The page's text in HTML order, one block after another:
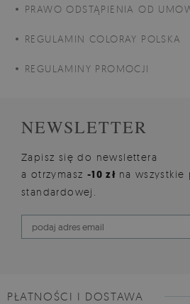
PRAWO ODSTĄPIENIA OD
REGULAMIN COLORAY POLSKA
REGULAMINY PROMOCJI
NEWSLETTER
Zapisz się do newslettera
a otrzymasz -10 zł na
standardowej.
PŁATNOŚCI I DOSTAWA